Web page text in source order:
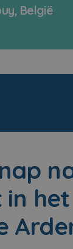
België
in